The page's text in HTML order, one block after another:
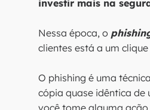
investir mais na
Nessa época, o
clientes está a um
O phishing é uma
cópia quase idêntica de
você tome alguma